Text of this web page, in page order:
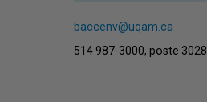
baccenv@uqam.ca
514 987-3000, poste 3028